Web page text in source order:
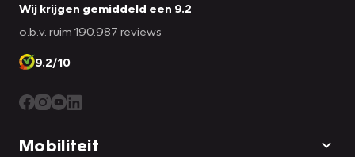
Wij krijgen gemiddeld een 9.2
o.b.v. ruim 190.987 reviews
9.2/10
Mobiliteit